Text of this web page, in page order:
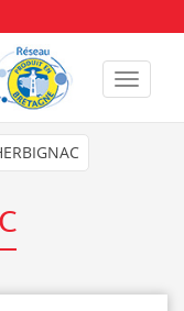
Toggle